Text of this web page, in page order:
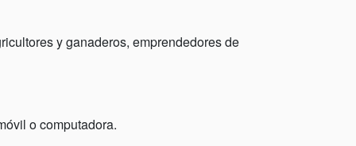
y ganaderos, emprendedores de
o computadora.